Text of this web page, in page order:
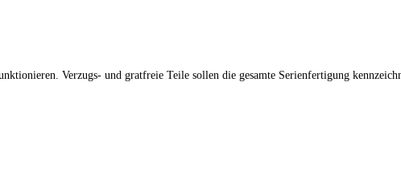
Verzugs- und gratfreie Teile sollen die gesamte Serienfertigung